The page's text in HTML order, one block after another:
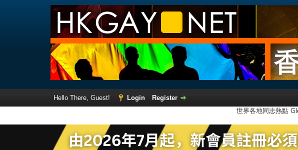
Hello There, Guest! Login
Register
世界各地同志熱點